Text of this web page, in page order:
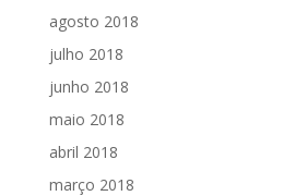
agosto 2018
julho 2018
junho 2018
maio 2018
abril 2018
março 2018